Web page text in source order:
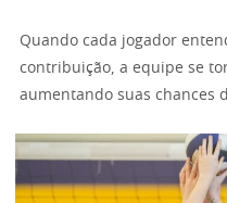
Quando cada jogador
contribuição, a equipe se
aumentando suas chances